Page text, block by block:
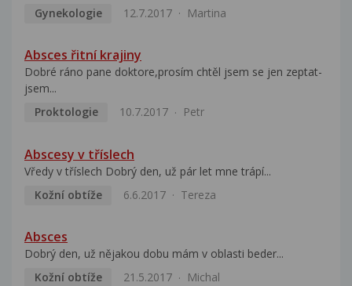
Gynekologie
12.7.2017 Martina
Absces řitní krajiny
Dobré ráno pane doktore,prosím chtěl jsem se jen zeptat-
jsem...
Proktologie
10.7.2017 Petr
Abscesy v tříslech
Vředy v tříslech Dobrý den, už pár let mne trápí...
Kožní obtíže
6.6.2017 Tereza
Absces
Dobrý den, už nějakou dobu mám v oblasti beder...
Kožní obtíže
21.5.2017 Michal